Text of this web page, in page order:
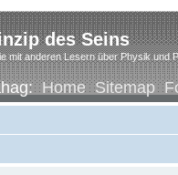
des Seins
mit anderen Lesern über Physik und
Home Sitemap